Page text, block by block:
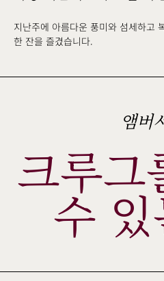
지난주에 아름다운 풍미와 섬세하고
한 잔을 즐겼습니다.
앰
크루
수